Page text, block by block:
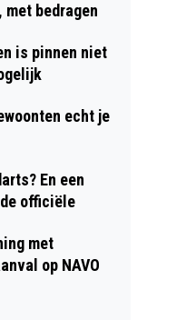
bedragen
is pinnen niet
echt je
En een
officiële
met
op NAVO